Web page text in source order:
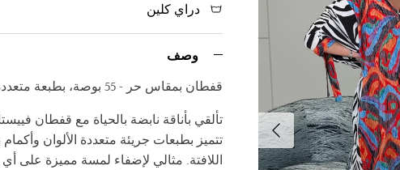
التالي
دراي كلين
وصف
قفطان بمقاس حر - 55 بوصة، بطبعة متعددة الألوان نابضة بالحياة
تألقي بأناقة نابضة بالحياة مع قفطان
تتميز بطبعات جريئة متعددة الألوان
اللافتة. مثالي لإضفاء لمسة مميزة على